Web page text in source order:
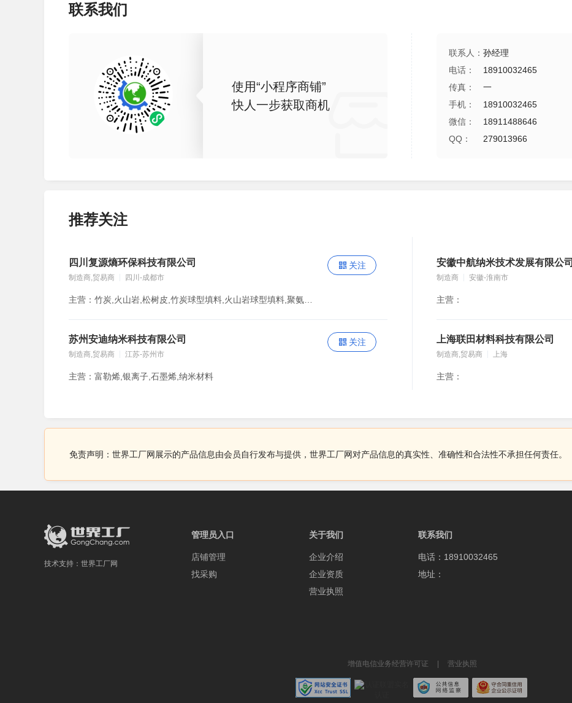
联系我们
使用“小程序商铺”
快人一步获取商机
联系人： 孙经理
电话：
18910032465
传真：
一
手机：
18910032465
微信：
18911488646
QQ：
279013966
推荐关注
四川复源熵环保科技有限公司
制造商,贸易商 四川-成都市
关注 安徽中航纳米技术发展有限公司
制造商 安徽-淮南市
主营：
苏州安迪纳米科技有限公司
制造商,贸易商 江苏-苏州市
主营：富勒烯,银离子,石墨烯,纳米材料
关注 上海联田材料科技有限公司
制造商,贸易商 上海
主营：
免责声明：世界工厂网展示的产品信息由会员自行发布与提供，世界工厂网对产品信息的真实性、准确性和合法性不承担任何责任。
技术支持： 世界工厂网
管理员入口
店铺管理
找采购
关于我们
企业介绍
企业资质
营业执照
联系我们
电话：18910032465
地址：
增值电信业务经营许可证 | 营业执照